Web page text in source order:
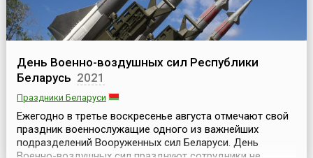
День Военно-воздушных сил Республики
Беларусь 2021
Праздники Беларуси
Ежегодно в третье воскресенье августа отмечают свой
праздник военнослужащие одного из важнейших
подразделений Вооруженных сил Беларуси. День